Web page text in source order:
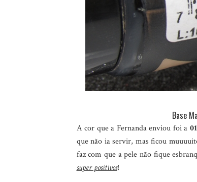
Base
A cor que a Fernanda enviou foi a
que não ia servir, mas ficou
faz com que a pele não fique
super positivos!